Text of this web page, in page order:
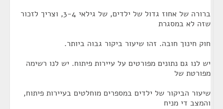
ברורה של אחוז גדול של ילדים, של גילאי 3-4, וצריך לזכור
שזה לא במסגרת
חוק חינוך חובה. זהו שיעור ביקור גבוה ביותר.
יש לנו גם נתונים מפורטים על עיירות פיתוח. יש לנו רשימה
מפורטת של
שיעור הביקור של ילדים במספרים מוחלטים בעיירות פיתוח,
והמצב די מניח